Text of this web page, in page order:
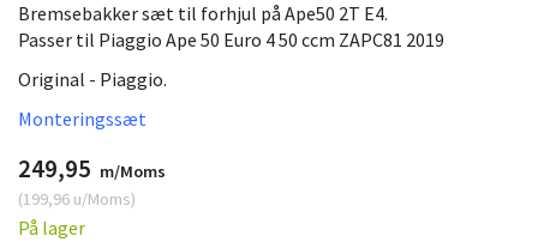
Bremsebakker sæt til forhjul på Ape50 2T E4.
Passer til Piaggio Ape 50 Euro 4 50 ccm ZAPC81 2019
Original - Piaggio.
Monteringssæt
249,95 m/Moms
(199,96 u/Moms)
På lager